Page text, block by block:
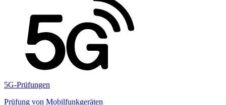
5G-Prüfungen
Prüfung von Mobilfunkgeräten